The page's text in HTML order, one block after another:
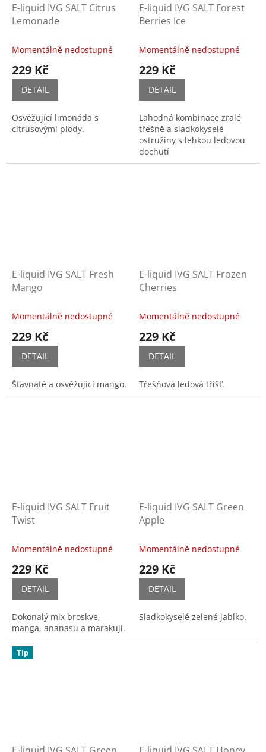
E-liquid IVG SALT Citrus
Lemonade
Momentálně nedostupné
229 Kč
DETAIL
Osvěžující limonáda s
citrusovými plody.
E-liquid IVG SALT Forest
Berries Ice
Momentálně nedostupné
229 Kč
DETAIL
Lahodná kombinace zralé
třešně a sladkokyselé
ostružiny s lehkou ledovou
dochutí
E-liquid IVG SALT Fresh
Mango
Momentálně nedostupné
229 Kč
DETAIL
Šťavnaté a osvěžující mango.
E-liquid IVG SALT Frozen
Cherries
Momentálně nedostupné
229 Kč
DETAIL
Třešňová ledová tříšť.
E-liquid IVG SALT Fruit
Twist
Momentálně nedostupné
229 Kč
DETAIL
Dokonalý mix broskve,
manga, ananasu a marakuji.
E-liquid IVG SALT Green
Apple
Momentálně nedostupné
229 Kč
DETAIL
Sladkokyselé zelené jablko.
Tip